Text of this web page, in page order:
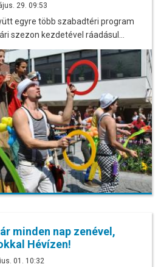
29. 09:53
egyre több szabadtéri program
szezon kezdetével ráadásul…
minden nap zenével,
Hévízen!
01. 10:32